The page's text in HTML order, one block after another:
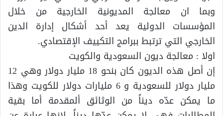
وبما ان معالجة المديونية الخارجية من خلال
المؤسسات الدولية يعد أحد أشكال إدارة الدين
الخارجي التي ترتبط ببرامج التكييف الإقتصادي.
اولا : معالجة ديون السعودية والكويت
إن أصل هذه الديون كان بنحو 18 مليار دولار وهي 12
مليار دولار للسعودية و 6 مليارات دولار للكويت وهذا
ما يمكن عدّه ديناً من الوثائق ألمقدمة أما بقية